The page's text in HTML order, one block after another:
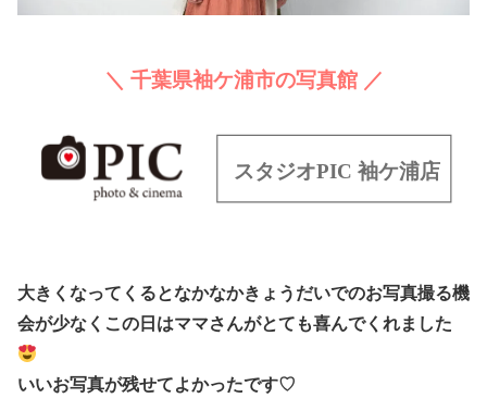
＼ 千葉県袖ケ浦市の写真館 ／
大きくなってくるとなかなかきょうだいでのお写真撮る機
会が少なくこの日はママさんがとても喜んでくれました
いいお写真が残せてよかったです♡